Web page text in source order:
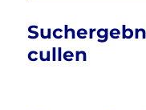
cullen